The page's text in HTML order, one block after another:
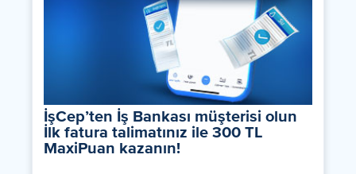
İşCep’ten İş Bankası müşterisi olun
İlk fatura talimatınız ile 300 TL
MaxiPuan kazanın!